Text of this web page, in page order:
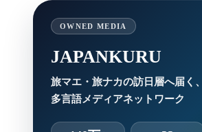
OWNED MEDIA
JAPANKURU
旅マエ・旅ナカの訪日層へ届く、
多言語メディアネットワーク